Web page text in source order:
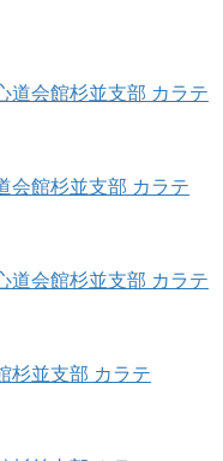
道会館杉並支部 カラテ
会館杉並支部 カラテ
道会館杉並支部 カラテ
杉並支部 カラテ